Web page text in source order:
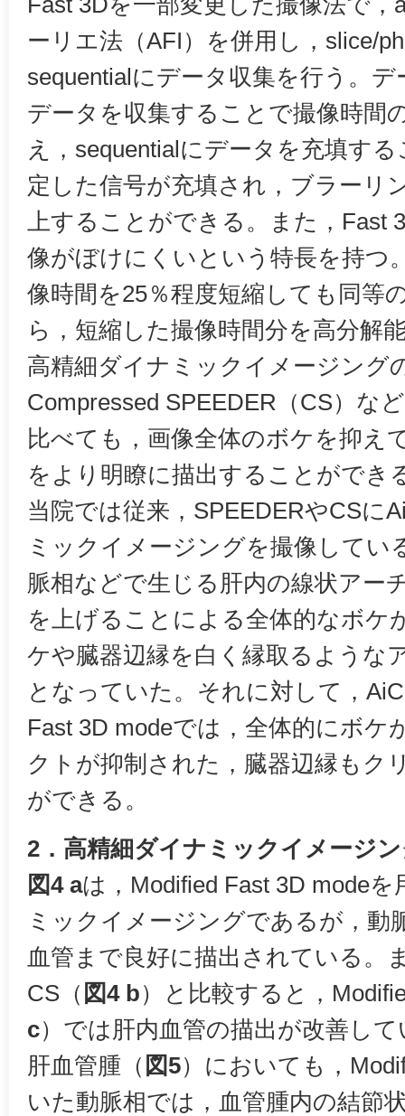
ーリエ法（AFI）を併用し，slice/
sequentialにデータ収集を行う。
データを収集することで撮像時間
え，sequentialにデータを充填す
定した信号が充填され，ブラーリ
上することができる。また，Fast
像がぼけにくいという特長を持つ
像時間を25％程度短縮しても同等
ら，短縮した撮像時間分を高分解
高精細ダイナミックイメージング
Compressed SPEEDER（CS）な
比べても，画像全体のボケを抑え
をより明瞭に描出することができ
当院では従来，SPEEDERやCSに
ミックイメージングを撮像してい
脈相などで生じる肝内の線状アー
を上げることによる全体的なボケ
ケや臓器辺縁を白く縁取るような
となっていた。それに対して，
Fast 3D modeでは，全体的にボケ
クトが抑制された，臓器辺縁もク
ができる。
2．高精細ダイナミックイメージ
図4 aは，Modified Fast 3D mode
ミックイメージングであるが，動
血管まで良好に描出されている。
CS（ 図4 b）と比較すると，
c）では肝内血管の描出が改善し
肝血管腫（ 図5）においても，
いた動脈相では，血管腫内の結節